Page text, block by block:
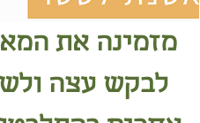
מזמינה את
לבקש עצה